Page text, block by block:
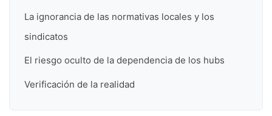
La ignorancia de las normativas locales y los
sindicatos
El riesgo oculto de la dependencia de los hubs
Verificación de la realidad